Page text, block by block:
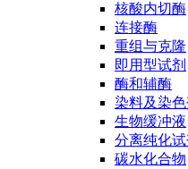
核酸内切酶
连接酶
重组与克隆
即用型试剂
酶和辅酶
染料及染色
生物缓冲液
分离纯化试
碳水化合物